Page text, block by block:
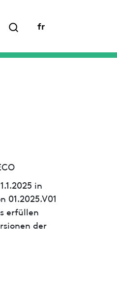
fr
in
01.2025.V01
erfüllen
der